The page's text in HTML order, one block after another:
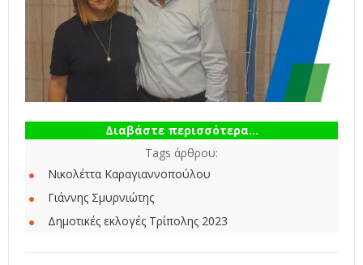
Διαβάστε περισσότερα...
Tags άρθρου:
Νικολέττα Καραγιαννοπούλου
Γιάννης Σμυρνιώτης
Δημοτικές εκλογές Τρίπολης 2023